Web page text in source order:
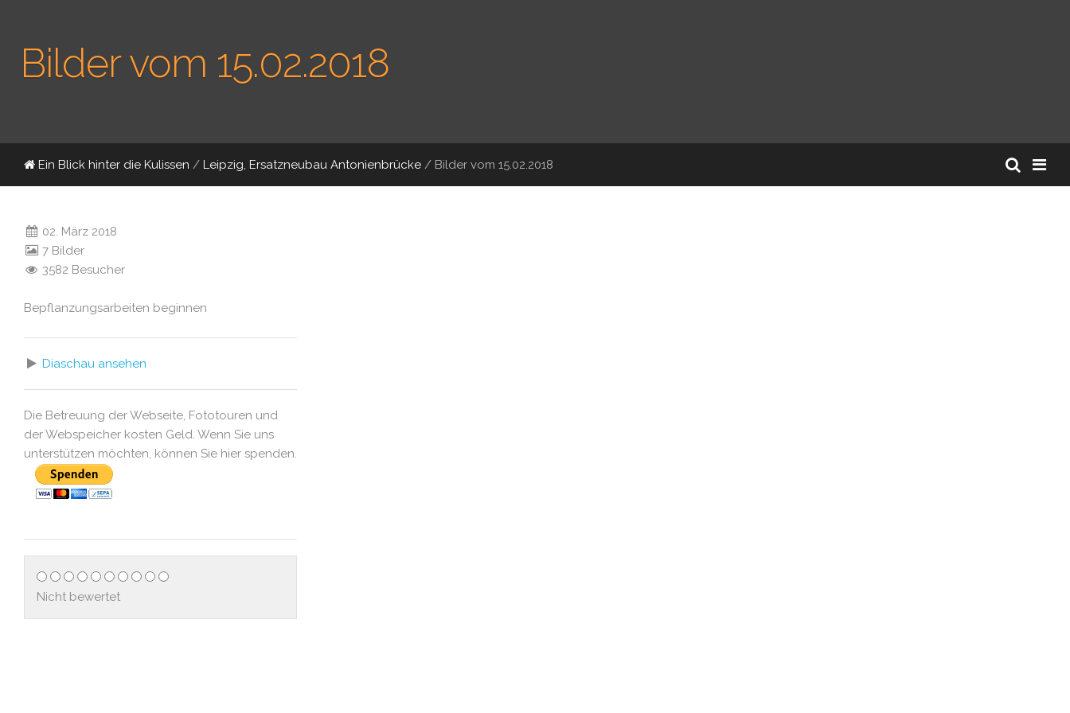
Bilder vom 15.02.2018
Ein Blick hinter die Kulissen / Leipzig, Ersatzneubau Antonienbrücke / Bilder vom 15.02.2018
02. März 2018
7 Bilder
3582 Besucher
Bepflanzungsarbeiten beginnen
Diaschau ansehen
Die Betreuung der Webseite, Fototouren und
der Webspeicher kosten Geld. Wenn Sie uns
unterstützen möchten, können Sie hier spenden.
Nicht bewertet